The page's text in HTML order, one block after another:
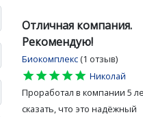
Отличная компания.
Рекомендую!
Биокомплекс (1 отзыв)
star
star
star
star
star
Николай
Проработал в компании 5
сказать, что это надёжный